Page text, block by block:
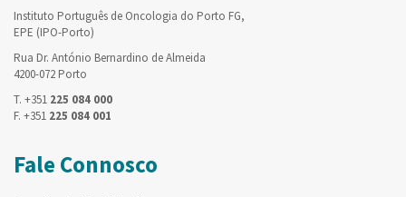
Instituto Português de Oncologia do Porto FG,
EPE (IPO-Porto)
Rua Dr. António Bernardino de Almeida
4200-072 Porto
T. +351 225 084 000
F. +351 225 084 001
Fale Connosco